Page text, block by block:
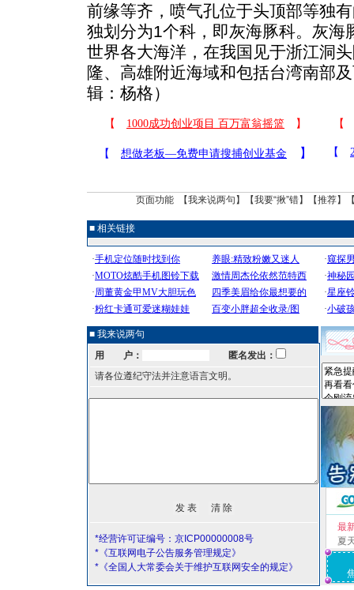
前缘等齐，喷气孔位于头顶部等独
独划分为1个科，即灰海豚科。灰海
世界各大海洋，在我国见于浙江洞
隆、高雄附近海域和包括台湾南部
辑：杨格）
页面功能 【我来说两句 】【我要“揪”错】【推荐】
■ 相关链接
■ 我来说两句
用 户：
匿名发出：
请各位遵纪守法并注意语言文明。
*经营许可证编号：京ICP00000008号
*《互联网电子公告服务管理规定》
*《全国人大常委会关于维护互联网安全的规定》
最
夏